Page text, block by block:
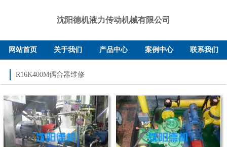
沈阳德机液力传动机械有限公司
网站首页 关于我们 产品中心 案例中心 联系我们
R16K400M偶合器维修